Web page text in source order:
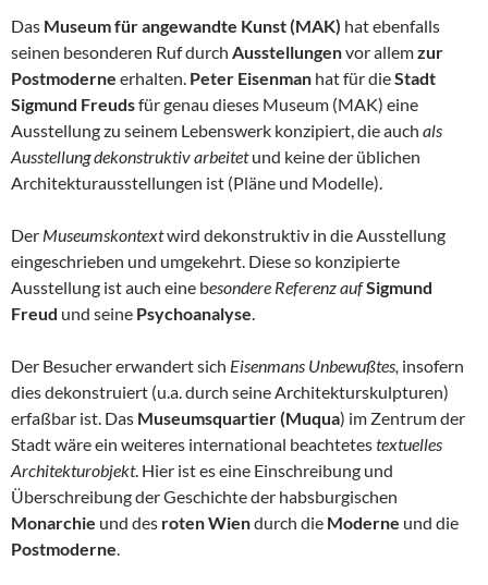
Das Museum für angewandte Kunst (MAK) hat ebenfalls
seinen besonderen Ruf durch Ausstellungenvor allemzur
Postmoderne erhalten. Peter Eisenman hat für dieStadt
Sigmund Freudsfür genau dieses Museum (MAK) eine
Ausstellung zu seinem Lebenswerk konzipiert, die auch als
Ausstellung dekonstruktiv arbeitetund keine der üblichen
Architekturausstellungen ist (Pläne und Modelle).
Der Museumskontextwird dekonstruktiv in die Ausstellung
eingeschrieben und umgekehrt. Diese so konzipierte
Ausstellung ist auch eine besondere Referenz aufSigmund
Freud und seine Psychoanalyse.
Der Besucher erwandert sich Eisenmans Unbewußtes, insofern
dies dekonstruiert (u.a. durch seine Architekturskulpturen)
erfaßbar ist. Das Museumsquartier (Muqua) im Zentrum der
Stadt wäre ein weiteres international beachtetestextuelles
Architekturobjekt. Hier ist es eine Einschreibung und
Überschreibung der Geschichte der habsburgischen
Monarchie und des roten Wiendurch die Moderne und die
Postmoderne.